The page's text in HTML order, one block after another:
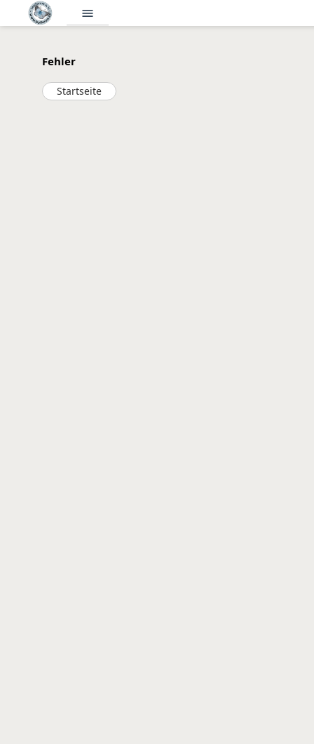
menu
Fehler
Startseite